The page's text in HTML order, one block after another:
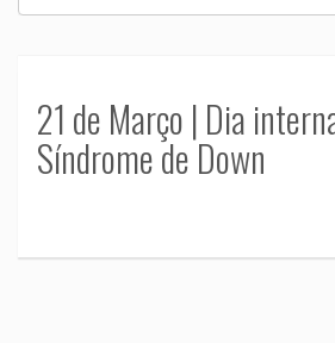
21 de Março | Dia
Síndrome de Down